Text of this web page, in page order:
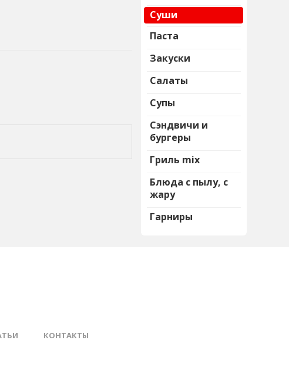
Суши
Паста
Закуски
Салаты
Супы
Сэндвичи и
бургеры
Гриль mix
Блюда с пылу, с
жару
Гарниры
КОНТАКТЫ